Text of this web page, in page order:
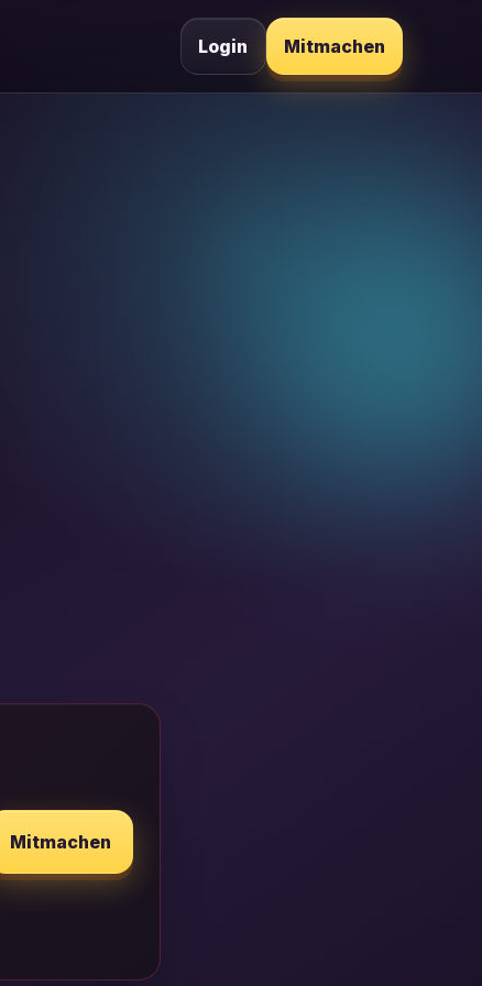
Login Mitmachen
Mitmachen